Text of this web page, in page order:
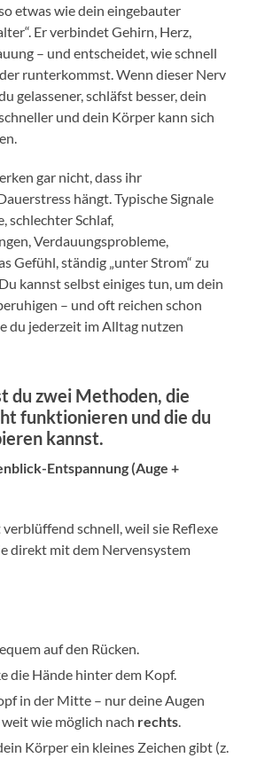
etwas wie dein eingebauter
Er verbindet Gehirn, Herz,
– und entscheidet, wie schnell
runterkommst. Wenn dieser Nerv
gelassener, schläfst besser, dein
und dein Körper kann sich
gar nicht, dass ihr
hängt. Typische Signale
schlechter Schlaf,
Verdauungsprobleme,
Gefühl, ständig „unter Strom“ zu
kannst selbst einiges tun, um dein
– und oft reichen schon
du jederzeit im Alltag nutzen
du zwei Methoden, die
funktionieren und die du
kannst.
Entspannung (Auge +
schnell, weil sie Reflexe
direkt mit dem Nervensystem
auf den Rücken.
die Hände hinter dem Kopf.
in der Mitte – nur deine Augen
wie möglich nach rechts
Körper ein kleines Zeichen gibt (z.